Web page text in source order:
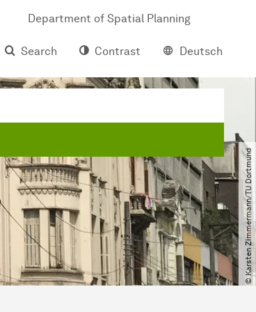
Department of Spatial Planning
Search
Contrast Deutsch
© Karsten Zimmermann​/​TU Dortmund